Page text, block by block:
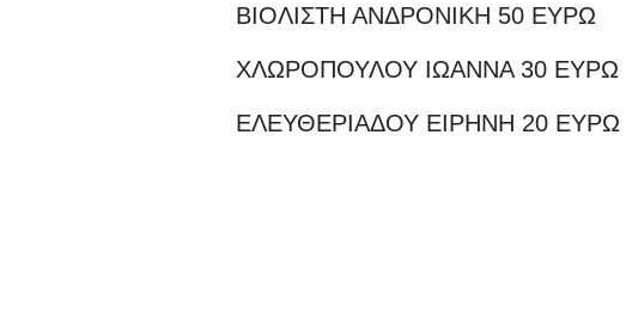
ΒΙΟΛΙΣΤΗ ΑΝΔΡΟΝΙΚΗ 50 ΕΥΡΩ
ΧΛΩΡΟΠΟΥΛΟΥ ΙΩΑΝΝΑ 30 ΕΥΡΩ
ΕΛΕΥΘΕΡΙΑΔΟΥ ΕΙΡΗΝΗ 20 ΕΥΡΩ